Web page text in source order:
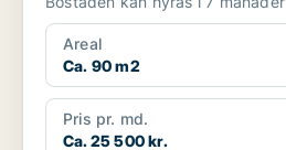
Areal
Ca. 90 m2
Pris pr. md.
Ca. 25 500 kr.